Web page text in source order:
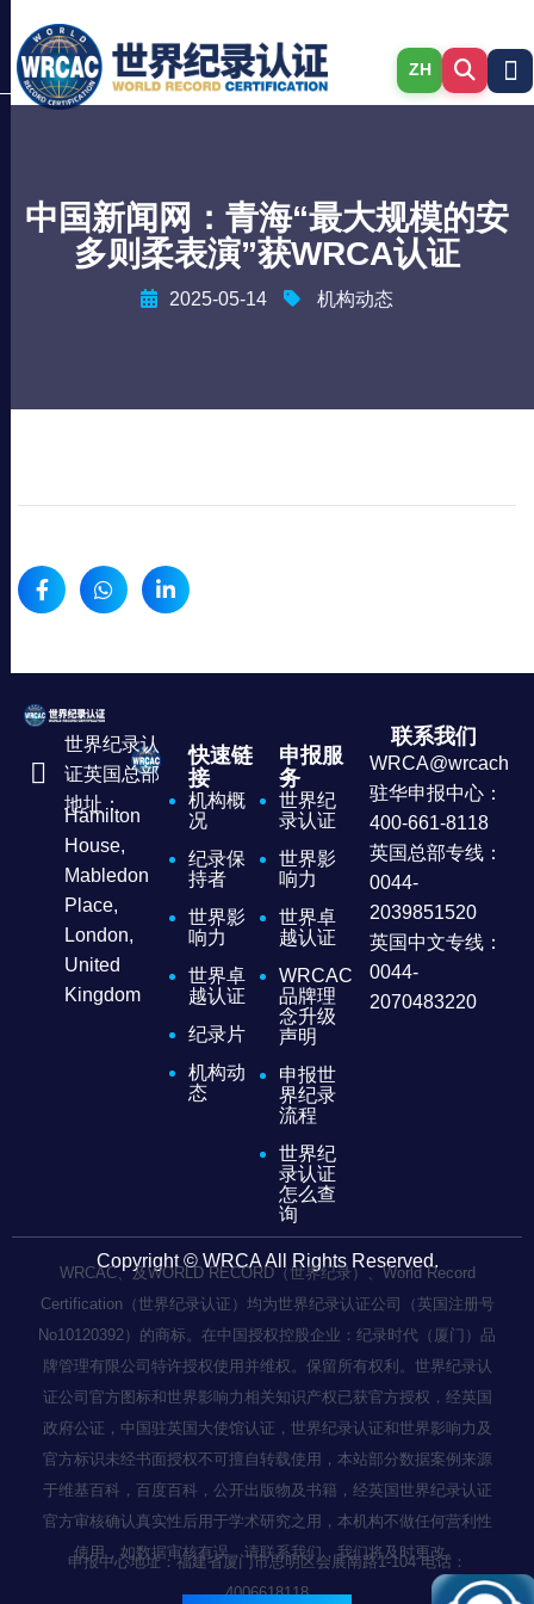
ZH
中国新闻网：青海“最大规模的安
多则柔表演”获WRCA认证
2025-05-14 机构动态
世界纪录认
证英国总部
地址：
Hamilton
House,
Mabledon
Place,
London,
United
Kingdom
快速链
接
机构概
况
纪录保
持者
世界影
响力
世界卓
越认证
纪录片
机构动
态
申报服
务
世界纪
录认证
世界影
响力
世界卓
越认证
WRCAC
品牌理
念升级
声明
申报世
界纪录
流程
世界纪
录认证
怎么查
询
联系我们
驻华申报中心：
400-661-8118
英国总部专线：
0044-
2039851520
英国中文专线：
0044-
2070483220
Copyright © WRCA All Rights Reserved.
WRCAC、及WORLD RECORD（世界纪录）、World Record
Certification（世界纪录认证）均为世界纪录认证公司（英国注册号
No10120392）的商标。在中国授权控股企业：纪录时代（厦门）品
牌管理有限公司特许授权使用并维权。保留所有权利。世界纪录认
证公司官方图标和世界影响力相关知识产权已获官方授权，经英国
政府公证，中国驻英国大使馆认证，世界纪录认证和世界影响力及
官方标识未经书面授权不可擅自转载使用，本站部分数据案例来源
于维基百科，百度百科，公开出版物及书籍，经英国世界纪录认证
官方审核确认真实性后用于学术研究之用，本机构不做任何营利性
使用，如数据审核有误，请联系我们，我们将及时更改。
申报中心地址：福建省厦门市思明区会展南路1-104 电话：
4006618118